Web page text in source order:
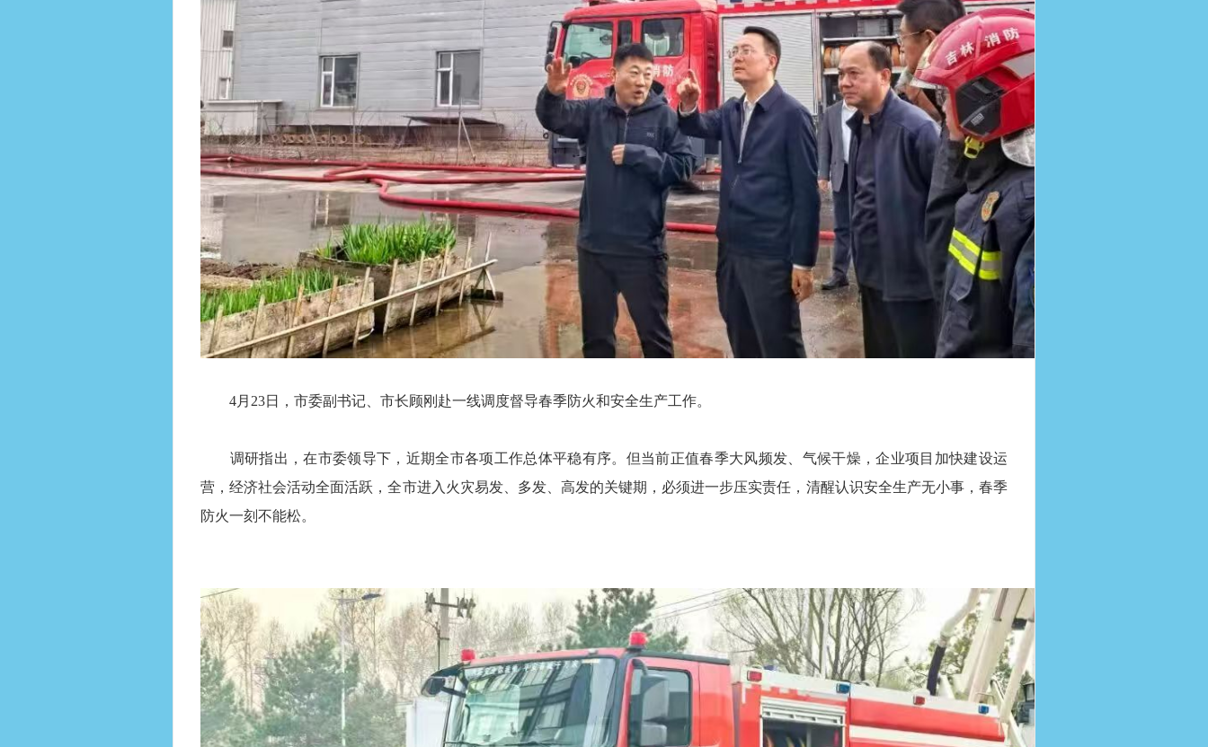
4月23日，市委副书记、市长顾刚赴一线调度督导春季防火和安全生产工作。
调研指出，在市委领导下，近期全市各项工作总体平稳有序。但当前正值春季大风频发、气候干燥，企业项目加快建设运
营，经济社会活动全面活跃，全市进入火灾易发、多发、高发的关键期，必须进一步压实责任，清醒认识安全生产无小事，春季
防火一刻不能松。